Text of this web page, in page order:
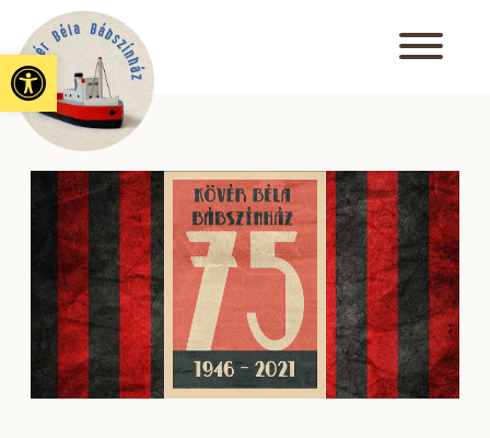
Eszköztár megnyitása